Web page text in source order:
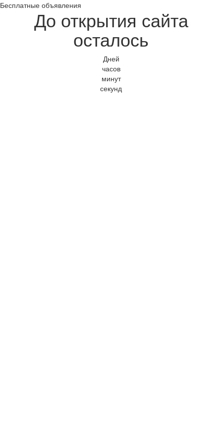
Бесплатные объявления
До открытия сайта
осталось
Дней
часов
минут
секунд